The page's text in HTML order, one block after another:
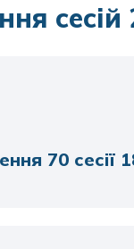
сесій
70 сесії